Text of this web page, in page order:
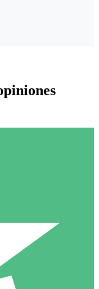
Sin compromiso